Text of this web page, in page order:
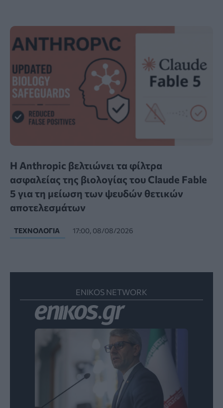
Η Anthropic βελτιώνει τα φίλτρα
ασφαλείας της βιολογίας του Claude Fable
5 για τη μείωση των ψευδών θετικών
αποτελεσμάτων
ΤΕΧΝΟΛΟΓΊΑ 17:00, 08/08/2026
ENIKOS NETWORK